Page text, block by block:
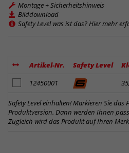
Montage + Sicherheitshinweis
Bilddownload
Safety Level was ist das? Hier mehr
Artikel-Nr. Safety Level
Artikel zum Merkzettel hinzufügen
12450001
Safety Level einhalten! Markieren Sie das
Produktversion. Dann werden Ihnen
Zugleich wird das Produkt auf Ihren